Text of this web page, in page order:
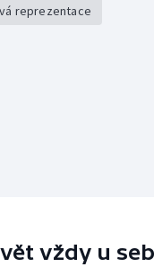
reprezentace
vždy u